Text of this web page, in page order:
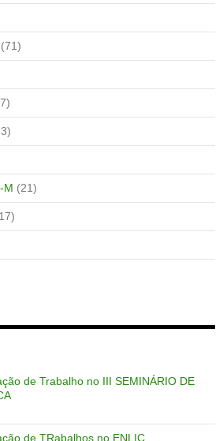
(71)
M (21)
de Trabalho no III SEMINÁRIO DE
de TRabalhos no ENLIC